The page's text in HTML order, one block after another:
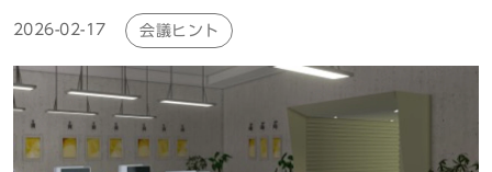
2026-02-17 会議ヒント